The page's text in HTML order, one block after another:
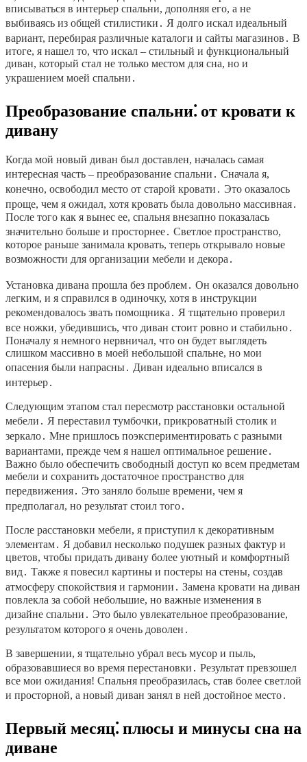
вписываться в интерьер спальни, дополняя его, а не
выбиваясь из общей стилистики․ Я долго искал идеальный
вариант, перебирая различные каталоги и сайты магазинов․ В
итоге, я нашел то, что искал – стильный и функциональный
диван, который стал не только местом для сна, но и
украшением моей спальни․
Преобразование спальни⁚ от кровати к
дивану
Когда мой новый диван был доставлен, началась самая
интересная часть – преобразование спальни․ Сначала я,
конечно, освободил место от старой кровати․ Это оказалось
проще, чем я ожидал, хотя кровать была довольно массивная․
После того как я вынес ее, спальня внезапно показалась
значительно больше и просторнее․ Светлое пространство,
которое раньше занимала кровать, теперь открывало новые
возможности для организации мебели и декора․
Установка дивана прошла без проблем․ Он оказался довольно
легким, и я справился в одиночку, хотя в инструкции
рекомендовалось звать помощника․ Я тщательно проверил
все ножки, убедившись, что диван стоит ровно и стабильно․
Поначалу я немного нервничал, что он будет выглядеть
слишком массивно в моей небольшой спальне, но мои
опасения были напрасны․ Диван идеально вписался в
интерьер․
Следующим этапом стал пересмотр расстановки остальной
мебели․ Я переставил тумбочки, прикроватный столик и
зеркало․ Мне пришлось поэкспериментировать с разными
вариантами, прежде чем я нашел оптимальное решение․
Важно было обеспечить свободный доступ ко всем предметам
мебели и сохранить достаточное пространство для
передвижения․ Это заняло больше времени, чем я
предполагал, но результат стоил того․
После расстановки мебели, я приступил к декоративным
элементам․ Я добавил несколько подушек разных фактур и
цветов, чтобы придать дивану более уютный и комфортный
вид․ Также я повесил картины и постеры на стены, создав
атмосферу спокойствия и гармонии․ Замена кровати на диван
повлекла за собой небольшие, но важные изменения в
дизайне спальни․ Это было увлекательное преобразование,
результатом которого я очень доволен․
В завершении, я тщательно убрал весь мусор и пыль,
образовавшиеся во время перестановки․ Результат превзошел
все мои ожидания! Спальня преобразилась, став более светлой
и просторной, а новый диван занял в ней достойное место․
Первый месяц⁚ плюсы и минусы сна на
диване